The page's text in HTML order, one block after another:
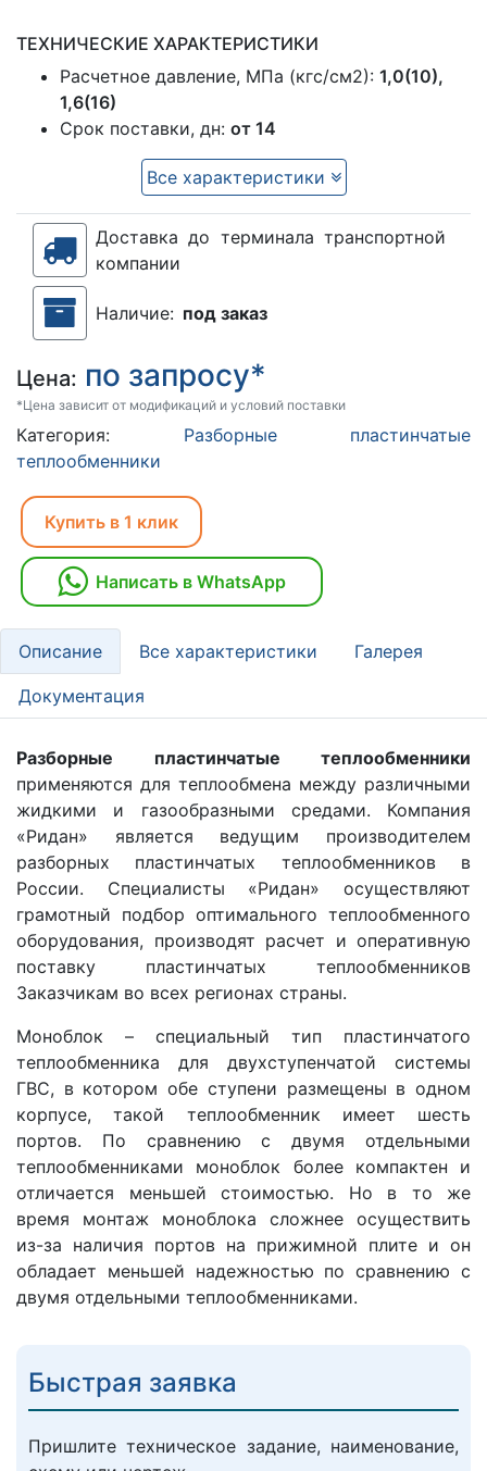
ТЕХНИЧЕСКИЕ ХАРАКТЕРИСТИКИ
Расчетное давление, МПа (кгс/см2): 1,0(10),
1,6(16)
Срок поставки, дн: от 14
Все характеристики
Доставка до терминала транспортной
компании
Наличие: под заказ
Цена: по запросу*
*Цена зависит от модификаций и условий поставки
Категория: Разборные пластинчатые
теплообменники
Купить в 1 клик
Написать в WhatsApp
Описание Все характеристики Галерея
Документация
Разборные пластинчатые теплообменники
применяются для теплообмена между различными
жидкими и газообразными средами. Компания
«Ридан» является ведущим производителем
разборных пластинчатых теплообменников в
России. Специалисты «Ридан» осуществляют
грамотный подбор оптимального теплообменного
оборудования, производят расчет и оперативную
поставку пластинчатых теплообменников
Заказчикам во всех регионах страны.
Моноблок – специальный тип пластинчатого
теплообменника для двухступенчатой системы
ГВС, в котором обе ступени размещены в одном
корпусе, такой теплообменник имеет шесть
портов. По сравнению с двумя отдельными
теплообменниками моноблок более компактен и
отличается меньшей стоимостью. Но в то же
время монтаж моноблока сложнее осуществить
из-за наличия портов на прижимной плите и он
обладает меньшей надежностью по сравнению с
двумя отдельными теплообменниками.
Быстрая заявка
Пришлите техническое задание, наименование,